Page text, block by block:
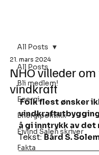
All Posts
Bli medlem!
Energi
Energipolitikk
Eivind Salen skriver
Fakta
All Posts
NHO villeder
vindkraft
21. mars 2024
Folk flest ønsker ikke mer
å gi inntrykk av
Tekst: Bård S.